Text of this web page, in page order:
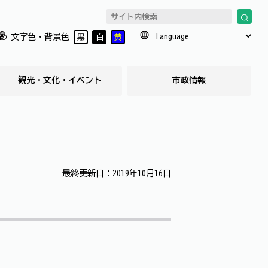
文字色・背景色 黒 白 黄
観光・文化・イベント 市政情報
最終更新日：2019年10月16日